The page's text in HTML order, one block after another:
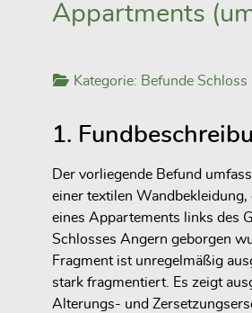
Appartments
Kategorie: Befunde Schloss
1.
Der vorliegende Befund
einer textilen Wandbekleidung,
eines Appartements links des
Schlosses Angern geborgen
Fragment ist unregelmäßig
stark fragmentiert. Es zeigt
Alterungs- und